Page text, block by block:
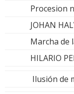
Procesion
JOHAN
Marcha de
HILARIO
Ilusión de